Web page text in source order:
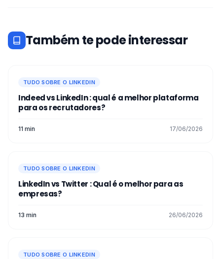
Também te pode interessar
TUDO SOBRE O LINKEDIN
Indeed vs LinkedIn : qual é a melhor plataforma
para os recrutadores?
11 min 17/06/2026
TUDO SOBRE O LINKEDIN
LinkedIn vs Twitter : Qual é o melhor para as
empresas?
13 min 26/06/2026
TUDO SOBRE O LINKEDIN